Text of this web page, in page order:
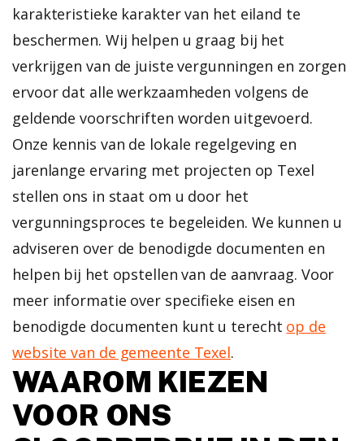
karakteristieke karakter van het eiland te
beschermen. Wij helpen u graag bij het
verkrijgen van de juiste vergunningen en zorgen
ervoor dat alle werkzaamheden volgens de
geldende voorschriften worden uitgevoerd.
Onze kennis van de lokale regelgeving en
jarenlange ervaring met projecten op Texel
stellen ons in staat om u door het
vergunningsproces te begeleiden. We kunnen u
adviseren over de benodigde documenten en
helpen bij het opstellen van de aanvraag. Voor
meer informatie over specifieke eisen en
benodigde documenten kunt u terecht op de
website van de gemeente Texel.
WAAROM KIEZEN
VOOR ONS